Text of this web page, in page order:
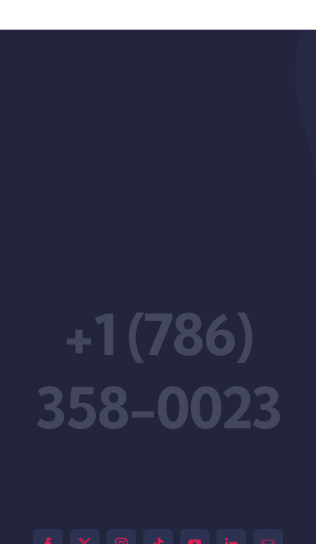
+1 (786)
358-0023